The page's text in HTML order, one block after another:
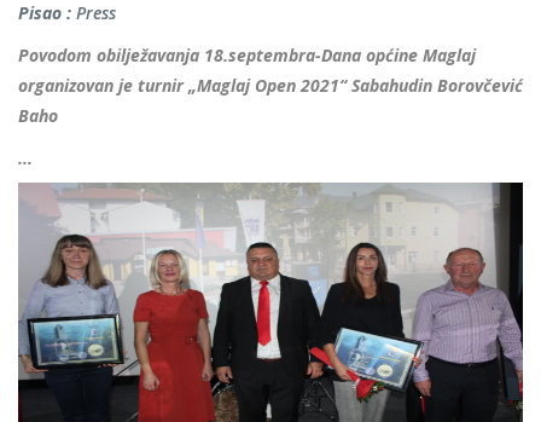
Pisao : Press
Povodom obilježavanja 18.septembra-Dana općine Maglaj
organizovan je turnir „Maglaj Open 2021“ Sabahudin Borovčević
Baho
...
Više...